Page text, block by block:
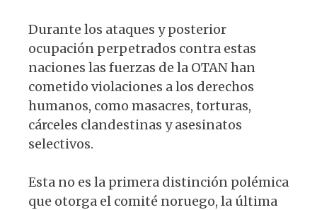
Durante los ataques y posterior
ocupación perpetrados contra estas
naciones las fuerzas de la OTAN han
cometido violaciones a los derechos
humanos, como masacres, torturas,
cárceles clandestinas y asesinatos
selectivos.
Esta no es la primera distinción polémica
que otorga el comité noruego, la última